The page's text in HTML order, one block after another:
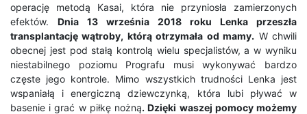
operację metodą Kasai, która nie przyniosła zamierzonych
efektów. Dnia 13 września 2018 roku Lenka przeszła
transplantację wątroby, którą otrzymała od mamy. W chwili
obecnej jest pod stałą kontrolą wielu specjalistów, a w wyniku
niestabilnego poziomu Prografu musi wykonywać bardzo
częste jego kontrole. Mimo wszystkich trudności Lenka jest
wspaniałą i energiczną dziewczynką, która lubi pływać w
basenie i grać w piłkę nożną. Dzięki waszej pomocy możemy